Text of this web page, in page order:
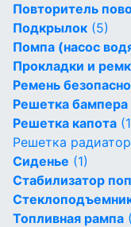
Повторитель
Подкрылок (5)
Помпа (насос
Прокладки и
Ремень
Решетка бампера
Решетка капота
Решетка
Сиденье (1)
Стабилизатор
Топливная рампа